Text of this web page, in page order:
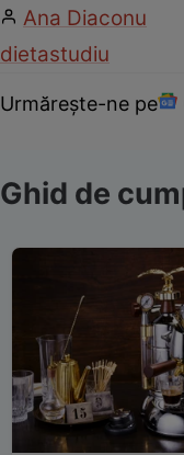
Ana Diaconu
dietastudiu
Urmărește-ne pe
Ghid de